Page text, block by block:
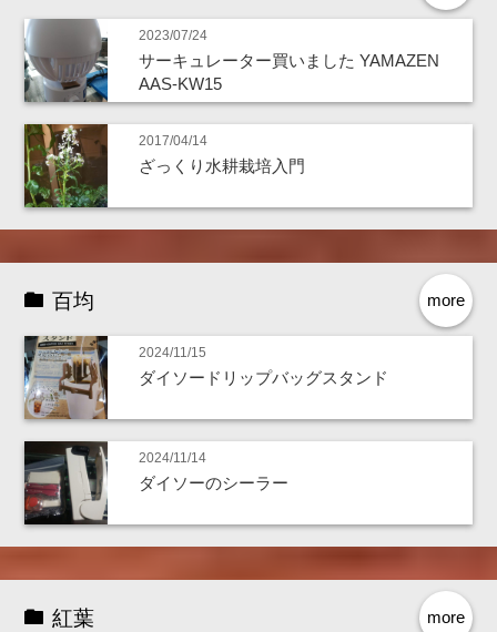
2023/07/24
サーキュレーター買いました YAMAZEN
AAS-KW15
2017/04/14
ざっくり水耕栽培入門
more
百均
2024/11/15
ダイソードリップバッグスタンド
2024/11/14
ダイソーのシーラー
more
紅葉